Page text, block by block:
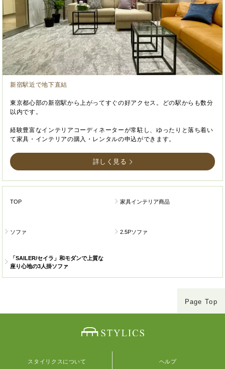
新宿駅近で地下直結
東京都心部の新宿駅から上がってすぐの好アクセス。どの駅からも数分
以内です。
経験豊富なインテリアコーディネーターが常駐し、ゆったりと落ち着い
て家具・インテリアの購入・レンタルの申込ができます。
詳しく見る
TOP 家具インテリア商品
ソファ 2.5Pソファ
「SAILER/セイラ」和モダンで上質な
座り心地の3人掛ソファ
Page Top
スタイリクスについて ヘルプ